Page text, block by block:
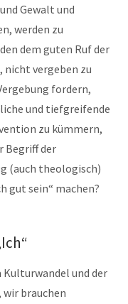
Gewalt und
werden zu
dem guten Ruf der
nicht vergeben zu
fordern,
und tiefgreifende
zu kümmern,
Begriff der
(auch theologisch)
gut sein“ machen?
Kulturwandel und der
wir brauchen